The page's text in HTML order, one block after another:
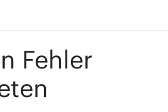
Fehler